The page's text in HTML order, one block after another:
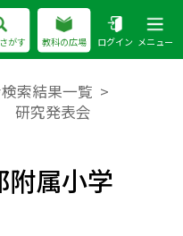
がす 教科の広場 ログイン メニュー
索結果一覧
研究発表会
附属小学